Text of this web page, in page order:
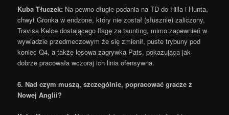
Kuba Tłuczek: Na pewno długie podania na TD do Hilla i Hunta,
chwyt Gronka w endzone, który nie został (słusznie) zaliczony,
Travisa Kelce dostającego flagę za taunting, mimo zapewnień w
wywiadzie przedmeczowym że się zmienił, puste trybuny pod
koniec Q4, a także losowa zagrywka Pats, pokazująca jak
dobrze pracowała wczoraj ich linia ofensywna.
6. Nad czym muszą, szczególnie, popracować gracze z
Nowej Anglii?